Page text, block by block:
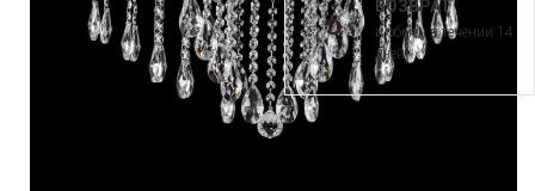
ВОЗВРАТ
и обмен в течении 14
дней